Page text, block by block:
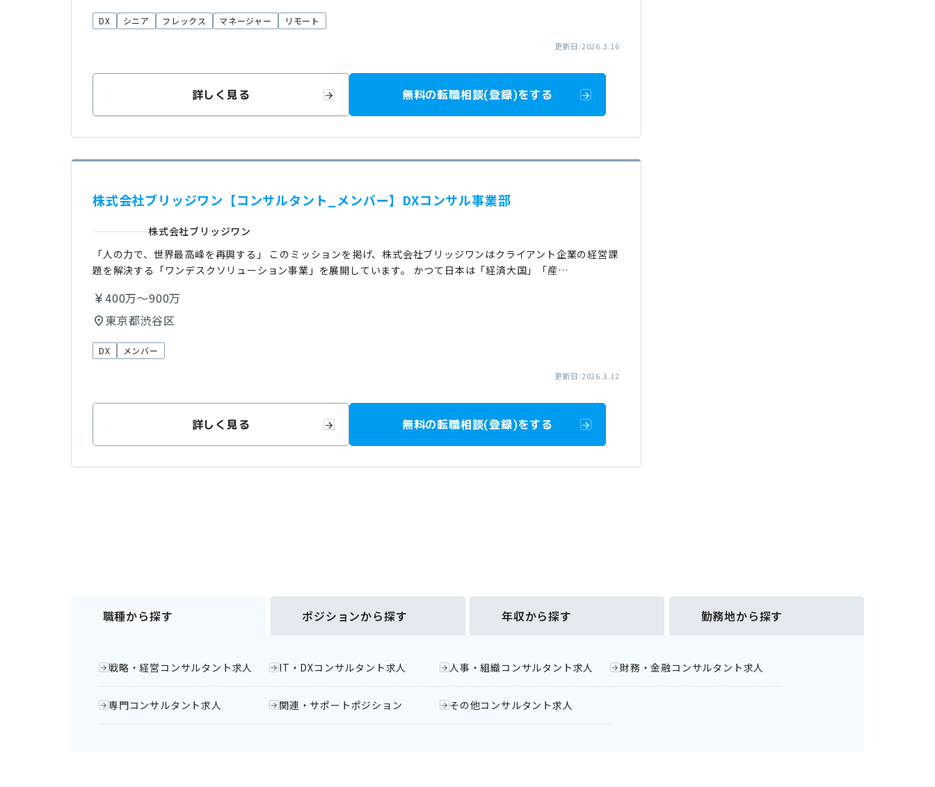
DX シニア フレックス マネージャー リモート
更新日:2026.3.16
詳しく見る 無料の転職相談(登録)をする
株式会社ブリッジワン【コンサルタント_メンバー】DXコンサル事業部
株式会社ブリッジワン
「人の力で、世界最高峰を再興する」 このミッションを掲げ、株式会社ブリッジワンはクライアント企業の経営課
題を解決する「ワンデスクソリューション事業」を展開しています。 かつて日本は「経済大国」「産…
400万〜900万
東京都渋谷区
DX メンバー
更新日:2026.3.12
詳しく見る 無料の転職相談(登録)をする
職種から探す
戦略・経営コンサルタント求人 IT・DXコンサルタント求人 人事・組織コンサルタント求人 財務・金融コンサルタント求人
専門コンサルタント求人 関連・サポートポジション その他コンサルタント求人
ポジションから探す 年収から探す 勤務地から探す